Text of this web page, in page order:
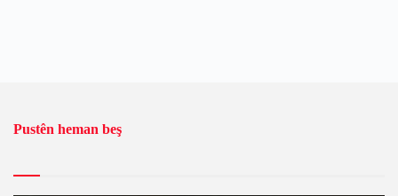
Pustên heman beş